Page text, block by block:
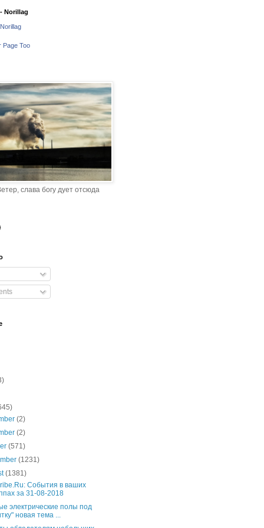
Norillag
Page Too
слава богу дует отсюда
(2)
(2)
(571)
(1231)
(1381)
События в ваших
за 31-08-2018
электрические полы под
новая тема ...